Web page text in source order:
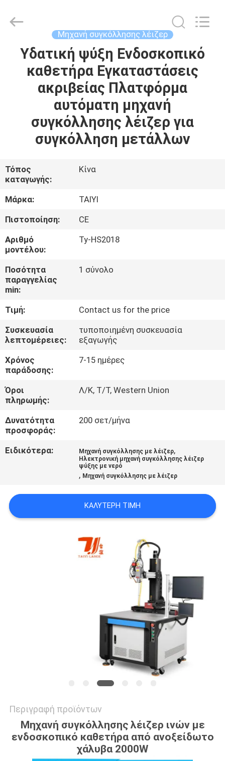
ΣΠΊΤΙ
ΠΡΟΪΌΝΤΑ
ΒΊΝΤΕΟ
ΣΧΕΤΙΚΆ
ΜΕ
ΕΜΆΣ
ΞΕΝΆΓΗΣΗ
ΣΤΟ
ΕΡΓΟΣΤΆΣΙΟ
ΕΠΙΚΟΙΝΩΝΉΣΤΕ
ΜΑΣ
ΝΈΑ
ΛΎΣΗ
SITEMAP
PRIVACY
Company
Limited.
Reserved.
Μηχανή συγκόλλησης λέιζερ
Υδατική ψύξη Ενδοσκοπικό
καθετήρα Εγκαταστάσεις
ακριβείας Πλατφόρμα
αυτόματη μηχανή
συγκόλλησης λέιζερ για
συγκόλληση μετάλλων
Τόπος
καταγωγής:
Κίνα
Μάρκα:
TAIYI
Πιστοποίηση:
CE
Αριθμό
μοντέλου:
Ty-HS2018
Ποσότητα
παραγγελίας
min:
1 σύνολο
Τιμή:
Contact us for the price
Συσκευασία
λεπτομέρειες:
τυποποιημένη συσκευασία
εξαγωγής
Χρόνος
παράδοσης:
7-15 ημέρες
Όροι
πληρωμής:
Λ/Κ, Τ/Τ, Western Union
Δυνατότητα
προσφοράς:
200 σετ/μήνα
Ειδικότερα: Μηχανή συγκόλλησης με λέιζερ,
Ηλεκτρονική μηχανή συγκόλλησης λέιζερ
ψύξης με νερό
, Μηχανή συγκόλλησης με λέιζερ
ΚΑΛΎΤΕΡΗ ΤΙΜΉ
Περιγραφή προϊόντων
Μηχανή συγκόλλησης λέιζερ ινών με
ενδοσκοπικό καθετήρα από ανοξείδωτο
χάλυβα 2000W